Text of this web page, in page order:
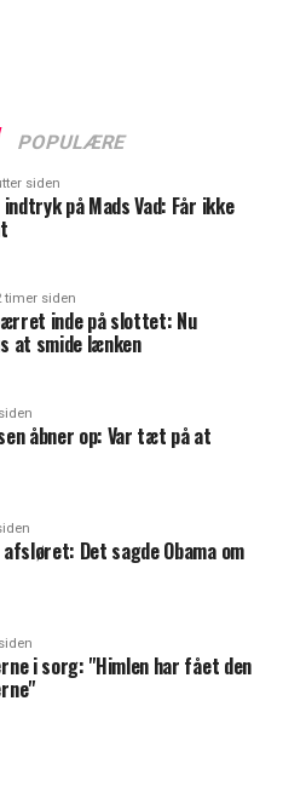
POPULÆRE
siden
på Mads Vad: Får ikke
timer siden
inde på slottet: Nu
at smide lænken
åbner op: Var tæt på at
Det sagde Obama om
i sorg: "Himlen har fået den